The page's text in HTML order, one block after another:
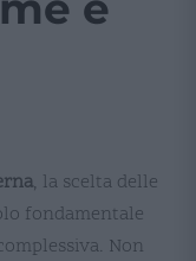
, la scelta delle
fondamentale
Non